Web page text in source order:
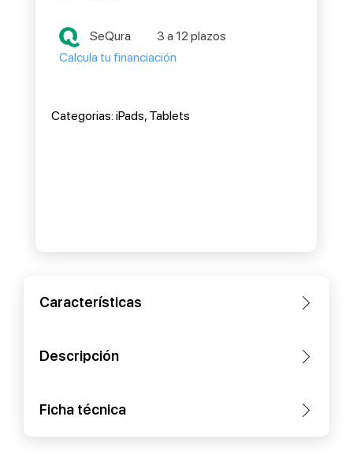
SeQura
3 a 12 plazos
Calcula tu financiación
Categorias: iPads, Tablets
Características
Descripción
Ficha técnica